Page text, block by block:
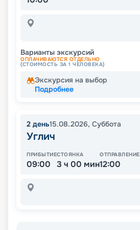
Варианты экскурсий
ОПЛАЧИВАЮТСЯ ОТДЕЛЬНО
(СТОИМОСТЬ ЗА 1 ЧЕЛОВЕКА)
Экскурсия на выбор
Подробнее
2 день15.08.2026, Суббота
Углич
ПРИБЫТИЕ
09:00
СТОЯНКА
3 ч 00 мин
ОТПРАВЛЕНИЕ
12:00